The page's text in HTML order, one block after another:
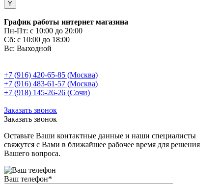
График работы интернет магазина
Пн-Пт: с 10:00 до 20:00
Сб: с 10:00 до 18:00
Вс: Выходной
+7 (916) 420-65-85 (Москва)
+7 (916) 483-61-57 (Москва)
+7 (918) 145-26-26 (Сочи)
Заказать звонок
Заказать звонок
Оставьте Ваши контактные данные и наши специалисты
свяжутся с Вами в ближайшее рабочее время для решения
Вашего вопроса.
Ваш телефон*